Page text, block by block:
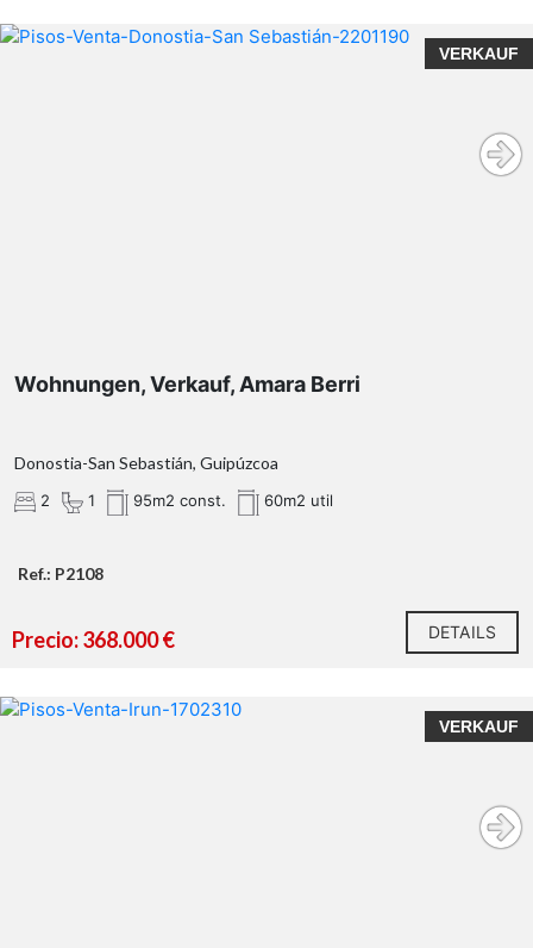
VERKAUF
Wohnungen, Verkauf, Amara Berri
Donostia-San Sebastián, Guipúzcoa
2 1 95m2 const. 60m2 util
Ref.: P2108
Precio: 368.000 € DETAILS
VERKAUF